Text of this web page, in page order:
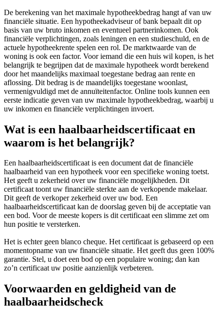
De berekening van het maximale hypotheekbedrag hangt af van uw
financiële situatie. Een hypotheekadviseur of bank bepaalt dit op
basis van uw bruto inkomen en eventueel partnerinkomen. Ook
financiële verplichtingen, zoals leningen en een studieschuld, en de
actuele hypotheekrente spelen een rol. De marktwaarde van de
woning is ook een factor. Voor iemand die een huis wil kopen, is het
belangrijk te begrijpen dat de maximale hypotheek wordt berekend
door het maandelijks maximaal toegestane bedrag aan rente en
aflossing. Dit bedrag is de maandelijks toegestane woonlast,
vermenigvuldigd met de annuïteitenfactor. Online tools kunnen een
eerste indicatie geven van uw maximale hypotheekbedrag, waarbij u
uw inkomen en financiële verplichtingen invoert.
Wat is een haalbaarheidscertificaat en
waarom is het belangrijk?
Een haalbaarheidscertificaat is een document dat de financiële
haalbaarheid van een hypotheek voor een specifieke woning toetst.
Het geeft u zekerheid over uw financiële mogelijkheden. Dit
certificaat toont uw financiële sterkte aan de verkopende makelaar.
Dit geeft de verkoper zekerheid over uw bod. Een
haalbaarheidscertificaat kan de doorslag geven bij de acceptatie van
een bod. Voor de meeste kopers is dit certificaat een slimme zet om
hun positie te versterken.
Het is echter geen blanco cheque. Het certificaat is gebaseerd op een
momentopname van uw financiële situatie. Het geeft dus geen 100%
garantie. Stel, u doet een bod op een populaire woning; dan kan
zo’n certificaat uw positie aanzienlijk verbeteren.
Voorwaarden en geldigheid van de
haalbaarheidscheck